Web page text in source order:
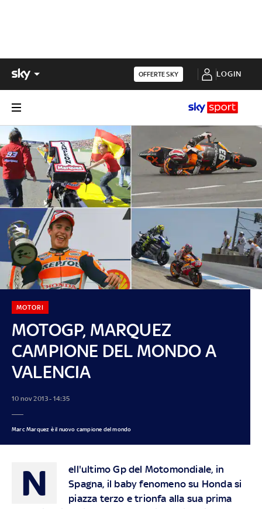
OFFERTE SKY LOGIN
MOTOGP, MARQUEZ
CAMPIONE DEL MONDO A
VALENCIA
MOTORI
10 nov 2013 - 14:35
Marc Marquez è il nuovo campione del mondo
N
ell'ultimo Gp del Motomondiale, in
Spagna, il baby fenomeno su Honda si
piazza terzo e trionfa alla sua prima